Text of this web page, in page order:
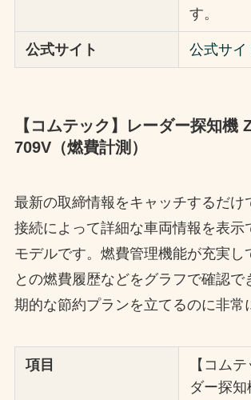
す。
公式サイト 公式サイ
【コムテック】レーダー探知機
709V（燃費計測）
最新の取締情報をキャッチするだけ
接続によって詳細な車両情報を表示
モデルです。燃費管理機能が充実し
との燃費履歴などをグラフで確認で
期的な節約プランを立てるのに非常
項目
【コム
ダー探